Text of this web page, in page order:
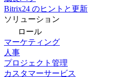
Bitrix24 のヒントと更新
ソリューション
ロール
マーケティング
人事
プロジェクト管理
カスタマーサービス